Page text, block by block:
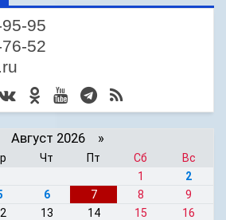
95
52
Август 2026 »
Чт Пт Сб
Вс
1
2
6 7 8
9
13 14 15
16